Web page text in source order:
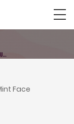
Face